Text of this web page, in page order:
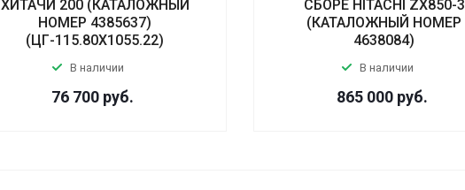
ХИТАЧИ 200 (КАТАЛОЖНЫЙ
НОМЕР 4385637)
(ЦГ-115.80Х1055.22)
В наличии
76 700 руб.
СБОРЕ HITACHI ZX850-3
(КАТАЛОЖНЫЙ НОМЕР
4638084)
В наличии
865 000 руб.